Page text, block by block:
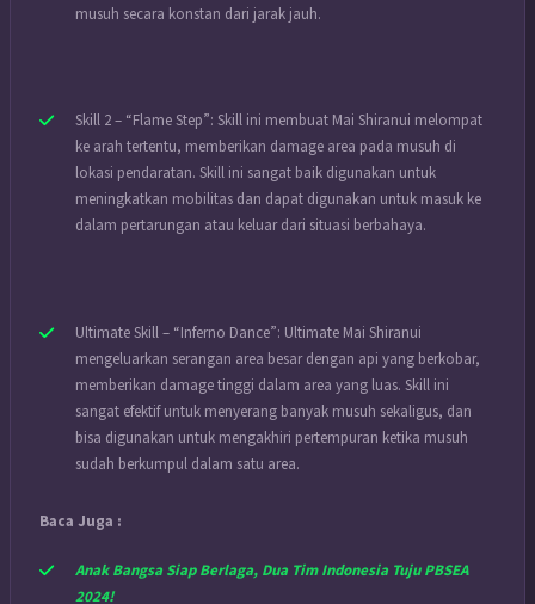
musuh secara konstan dari jarak jauh.
Skill 2 – “Flame Step”: Skill ini membuat Mai Shiranui melompat
ke arah tertentu, memberikan damage area pada musuh di
lokasi pendaratan. Skill ini sangat baik digunakan untuk
meningkatkan mobilitas dan dapat digunakan untuk masuk ke
dalam pertarungan atau keluar dari situasi berbahaya.
Ultimate Skill – “Inferno Dance”: Ultimate Mai Shiranui
mengeluarkan serangan area besar dengan api yang berkobar,
memberikan damage tinggi dalam area yang luas. Skill ini
sangat efektif untuk menyerang banyak musuh sekaligus, dan
bisa digunakan untuk mengakhiri pertempuran ketika musuh
sudah berkumpul dalam satu area.
Baca Juga :
Anak Bangsa Siap Berlaga, Dua Tim Indonesia Tuju PBSEA
2024!